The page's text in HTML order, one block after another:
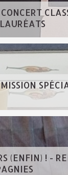
(ENFIN) ! -